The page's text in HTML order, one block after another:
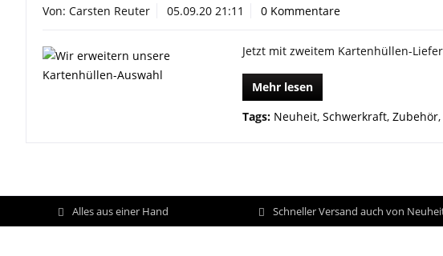
Von: Carsten Reuter 05.09.20 21:11 0 Kommentare
Jetzt mit zweitem Kartenhüllen-
Mehr lesen
Tags: Neuheit, Schwerkraft, Zubehör,
Alles aus einer Hand Schneller Versand auch von